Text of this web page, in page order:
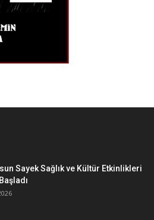
Sayek Sağlık ve Kültür Etkinlikleri